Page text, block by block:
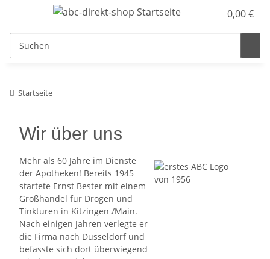
0,00 €
Startseite
Wir über uns
Mehr als 60 Jahre im Dienste
der Apotheken! Bereits 1945
startete Ernst Bester mit einem
Großhandel für Drogen und
Tinkturen in Kitzingen /Main.
Nach einigen Jahren verlegte er
die Firma nach Düsseldorf und
befasste sich dort überwiegend